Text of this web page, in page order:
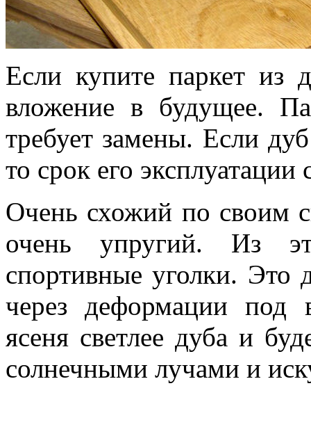
Если купите паркет из
вложение в будущее.
требует замены. Если
то срок его
Очень схожий по своим
очень упругий. Из
спортивные уголки. Это
через деформации под
ясеня светлее дуба и
солнечными лучами и